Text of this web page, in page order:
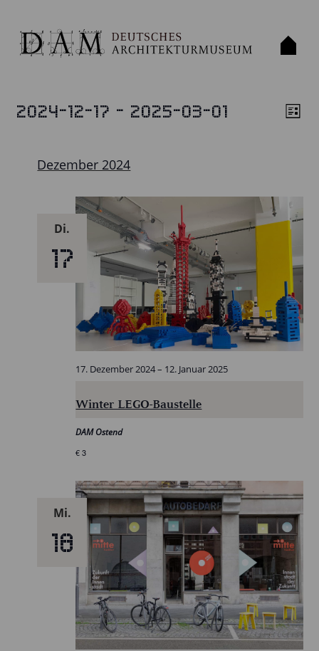
VERANSTALTUNGEN Liste
2024-12-17 - 2025-03-01
wählen.Dezember 2024
Di.
17
Winter LEGO-Baustelle
17. Dezember 2024– 12. Januar 2025
DAM Ostend
€ 3
Mi.
18